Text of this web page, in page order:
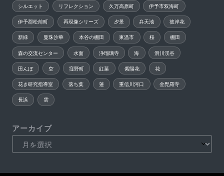
シルエット リフレクション 久万高原町 伊予市双海町
伊予郡松前町 再現像シリーズ 夕景 弁天池 彼岸花
新緑 曼珠沙華 本谷の棚田 東温市 桜 棚田
森の交流センター 水面 浄瑠璃寺 海 滑川渓谷
田んぼ 空 窪野町 紅葉 紫陽花 花
花き研究指導室 落ち葉 蓮 重信川河口 金毘羅寺
長浜 雲
アーカイブ